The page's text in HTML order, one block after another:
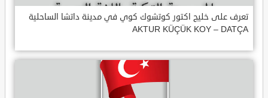
تعرف على خليج اكتور كوتشوك كوي في مدينة داتشا الساحلية
AKTUR KÜÇÜK KOY – DATÇA